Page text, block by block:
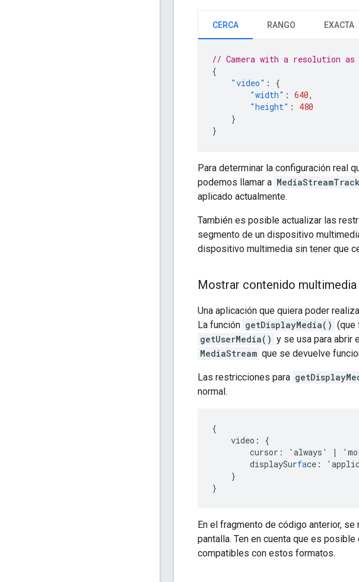
CERCA RANGO EXACTA
// Camera with a resolution as
{
"video" :
{
"width" : 640,
"height" :
480
}
}
Para determinar la configuración real
podemos llamar a
aplicado actualmente.
También es posible actualizar las
segmento de un dispositivo
dispositivo multimedia sin tener que
Mostrar contenido multimedia
Una aplicación que quiera poder
La función getDisplayMedia() (que
getUserMedia() y se usa para abrir
MediaStream que se devuelve
Las restricciones para
normal.
{
video :
{
cursor : 'always' | 'mo
displaySurface :
}
}
En el fragmento de código anterior,
pantalla. Ten en cuenta que es
compatibles con estos formatos.